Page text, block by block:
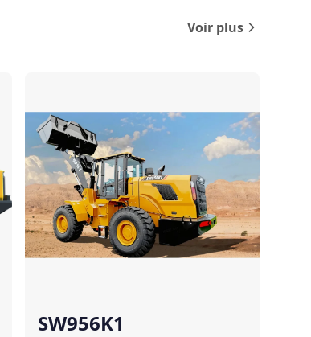
Voir plus
SW956K1